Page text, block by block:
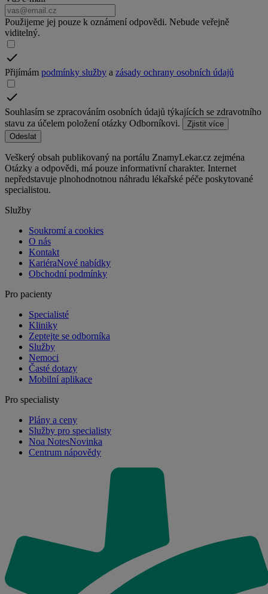
Použijeme jej pouze k oznámení odpovědi. Nebude veřejně
viditelný.
Přijímám podmínky služby a zásady ochrany osobních údajů
Souhlasím se zpracováním osobních údajů týkajících se zdravotního
stavu za účelem položení otázky Odborníkovi.
Zjistit více
Odeslat
Veškerý obsah publikovaný na portálu ZnamyLekar.cz zejména
Otázky a odpovědi, má pouze informativní charakter. Internet
nepředstavuje plnohodnotnou náhradu lékařské péče poskytované
specialistou.
Služby
Soukromí a cookies
O nás
Kontakt
KariéraNové nabídky
Obchodní podmínky
Pro pacienty
Specialisté
Kliniky
Zeptejte se odborníka
Služby
Nemoci
Časté dotazy
Mobilní aplikace
Pro specialisty
Plány a ceny
Služby pro specialisty
Noa NotesNovinka
Centrum nápovědy